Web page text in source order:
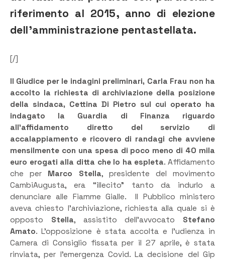
riferimento al 2015, anno di elezione
dell’amministrazione pentastellata.
[/]
Il Giudice per le indagini preliminari, Carla Frau non ha
accolto la richiesta di archiviazione della posizione
della sindaca, Cettina Di Pietro sul cui operato ha
indagato la Guardia di Finanza riguardo
all’affidamento diretto del servizio di
accalappiamento e ricovero di randagi che avviene
mensilmente con una spesa di poco meno di 40 mila
euro erogati alla ditta che lo ha espleta. Affidamento
che per Marco Stella, presidente del movimento
CambiAugusta, era “illecito” tanto da indurlo a
denunciare alle Fiamme Gialle. Il Pubblico ministero
aveva chiesto l’archiviazione, richiesta alla quale si è
opposto Stella, assistito dell’avvocato Stefano
Amato. L’opposizione è stata accolta e l’udienza in
Camera di Consiglio fissata per il 27 aprile, è stata
rinviata, per l’emergenza Covid. La decisione del Gip